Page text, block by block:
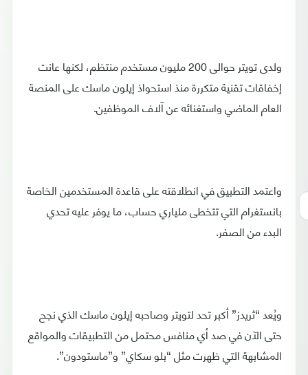
ولدى تويتر حوالى 200 مليون مستخدم منتظم، لكنها عانت
إخفاقات تقنية متكررة منذ استحواذ إيلون ماسك على المنصة
العام الماضي واستغنائه عن آلاف الموظفين.
واعتمد التطبيق في انطلاقته على قاعدة المستخدمين الخاصة
بانستغرام التي تتخطى ملياري حساب، ما يوفر عليه تحدي
البدء من الصفر.
ويُعد “ثريدز” أكبر تحد لتويتر وصاحبه إيلون ماسك الذي نجح
حتى الآن في صد أي منافس محتمل من التطبيقات والمواقع
المشابهة التي ظهرت مثل “بلو سكاي” و”ماستودون”.